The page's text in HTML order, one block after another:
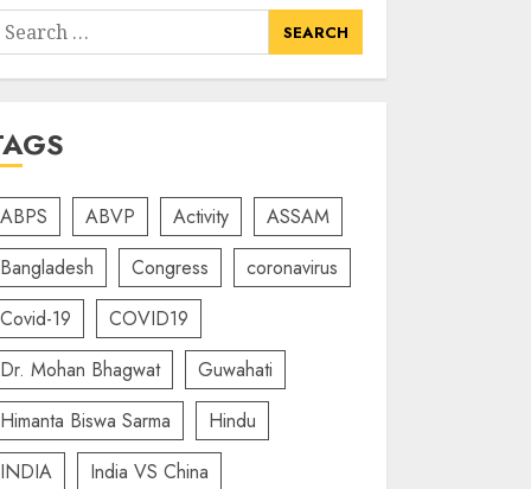
Search
ABPS ABVP Activity
ASSAM
Bangladesh
Congress
coronavirus
Covid-19
COVID19
Dr. Mohan Bhagwat
Guwahati
Himanta Biswa Sarma
Hindu
INDIA
India VS China